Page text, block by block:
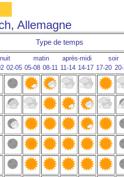
Allemagne
Type de temps
nuit matin après-midi
soir
02-05 05-08 08-11 11-14 14-17 17-20